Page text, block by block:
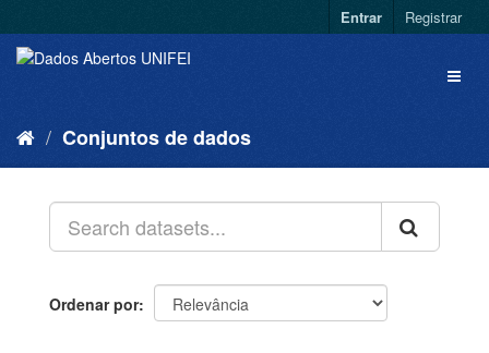
Entrar Registrar
Conjuntos de dados
Ordenar por